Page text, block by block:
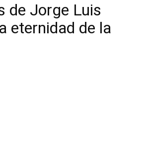
de Jorge Luis
eternidad de la